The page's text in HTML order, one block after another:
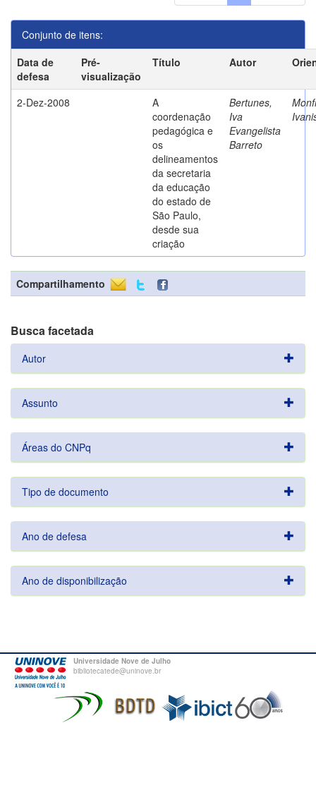
Conjunto de itens:
Data de
defesa
Pré-
visualização
Título Autor
2-Dez-2008
A
coordenação
pedagógica e
os
delineamentos
da secretaria
da educação
do estado de
São Paulo,
desde sua
criação
Bertunes,
Iva
Evangelista
Barreto
Compartilhamento
Busca facetada
Autor
Assunto
Áreas do CNPq
Tipo de documento
Ano de defesa
Ano de disponibilização
Universidade Nove de Julho
bibliotecatede@uninove.br